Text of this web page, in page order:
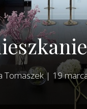
Tomaszek| 19